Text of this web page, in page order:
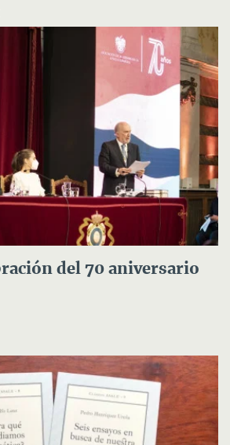
del 70 aniversario